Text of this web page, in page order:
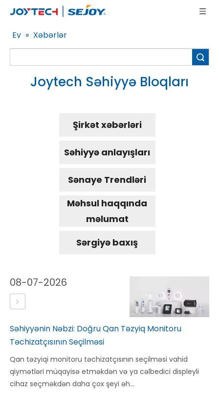
Ev » Xəbərlər
Joytech Səhiyyə Bloqları
Şirkət xəbərləri
Səhiyyə anlayışları
Sənaye Trendləri
Məhsul haqqında
məlumat
Sərgiyə baxış
08-07-2026
Səhiyyənin Nəbzi: Doğru Qan Təzyiq Monitoru
Təchizatçısının Seçilməsi
Qan təzyiqi monitoru təchizatçısının seçilməsi vahid
qiymətləri müqayisə etməkdən və ya cəlbedici displeyli
cihaz seçməkdən daha çox şeyi əh...